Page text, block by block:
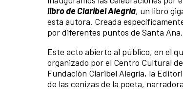
libro de Claribel Alegría, un libro
esta autora. Creada
por diferentes puntos de Santa Ana.
Este acto abierto al público, en el
organizado por el Centro Cultural
Fundación Claribel Alegría, la
de las cenizas de la poeta,